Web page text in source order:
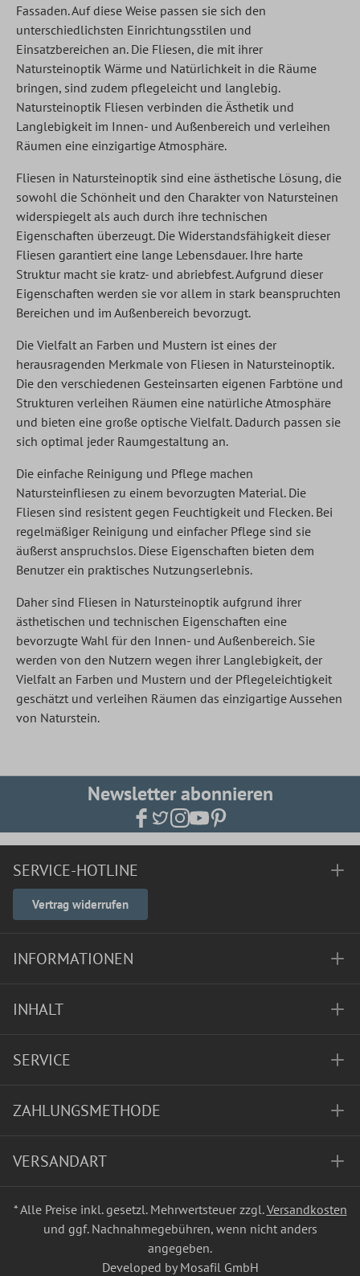
Fassaden. Auf diese Weise passen sie sich den
unterschiedlichsten Einrichtungsstilen und
Einsatzbereichen an. Die Fliesen, die mit ihrer
Natursteinoptik Wärme und Natürlichkeit in die Räume
bringen, sind zudem pflegeleicht und langlebig.
Natursteinoptik Fliesen verbinden die Ästhetik und
Langlebigkeit im Innen- und Außenbereich und verleihen
Räumen eine einzigartige Atmosphäre.
Fliesen in Natursteinoptik sind eine ästhetische Lösung, die
sowohl die Schönheit und den Charakter von Natursteinen
widerspiegelt als auch durch ihre technischen
Eigenschaften überzeugt. Die Widerstandsfähigkeit dieser
Fliesen garantiert eine lange Lebensdauer. Ihre harte
Struktur macht sie kratz- und abriebfest. Aufgrund dieser
Eigenschaften werden sie vor allem in stark beanspruchten
Bereichen und im Außenbereich bevorzugt.
Die Vielfalt an Farben und Mustern ist eines der
herausragenden Merkmale von Fliesen in Natursteinoptik.
Die den verschiedenen Gesteinsarten eigenen Farbtöne und
Strukturen verleihen Räumen eine natürliche Atmosphäre
und bieten eine große optische Vielfalt. Dadurch passen sie
sich optimal jeder Raumgestaltung an.
Die einfache Reinigung und Pflege machen
Natursteinfliesen zu einem bevorzugten Material. Die
Fliesen sind resistent gegen Feuchtigkeit und Flecken. Bei
regelmäßiger Reinigung und einfacher Pflege sind sie
äußerst anspruchslos. Diese Eigenschaften bieten dem
Benutzer ein praktisches Nutzungserlebnis.
Daher sind Fliesen in Natursteinoptik aufgrund ihrer
ästhetischen und technischen Eigenschaften eine
bevorzugte Wahl für den Innen- und Außenbereich. Sie
werden von den Nutzern wegen ihrer Langlebigkeit, der
Vielfalt an Farben und Mustern und der Pflegeleichtigkeit
geschätzt und verleihen Räumen das einzigartige Aussehen
von Naturstein.
Newsletter abonnieren
SERVICE-HOTLINE
Vertrag widerrufen
INFORMATIONEN
INHALT
SERVICE
ZAHLUNGSMETHODE
VERSANDART
* Alle Preise inkl. gesetzl. Mehrwertsteuer zzgl.Versandkosten
und ggf. Nachnahmegebühren, wenn nicht anders
angegeben.
Developed by Mosafil GmbH